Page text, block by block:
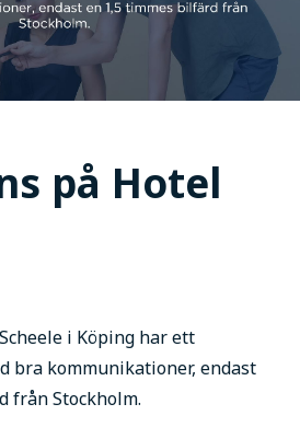
på Hotel
i Köping har ett
bra kommunikationer, endast
från Stockholm.